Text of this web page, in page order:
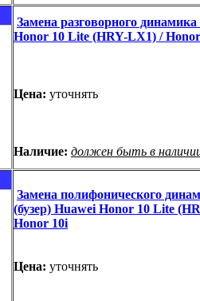
Замена разговорного
Honor 10 Lite (HRY-LX1) /
Цена: уточнять
Наличие: должен быть в
Замена полифонического
(бузер) Huawei Honor 10 Lite
Honor 10i
Цена: уточнять